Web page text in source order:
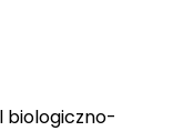
biologiczno-